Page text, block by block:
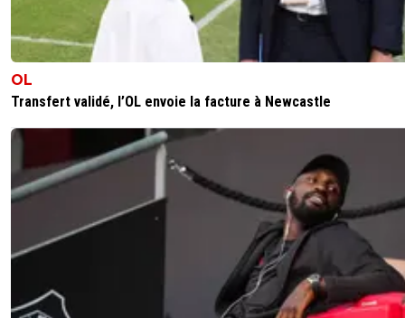
OL
Transfert validé, l’OL envoie la facture à Newcastle